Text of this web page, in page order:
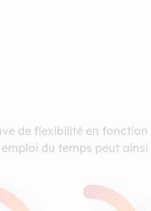
de flexibilité en
du temps peut